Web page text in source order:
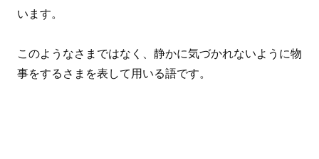
います。
このようなさまではなく、静かに気づかれないように物
事をするさまを表して用いる語です。